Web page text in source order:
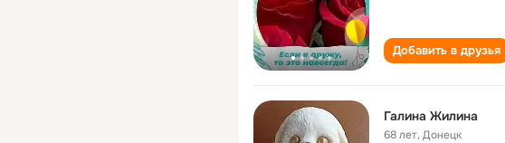
Добавить в друзья
Галина Жилина
68 лет,Донецк